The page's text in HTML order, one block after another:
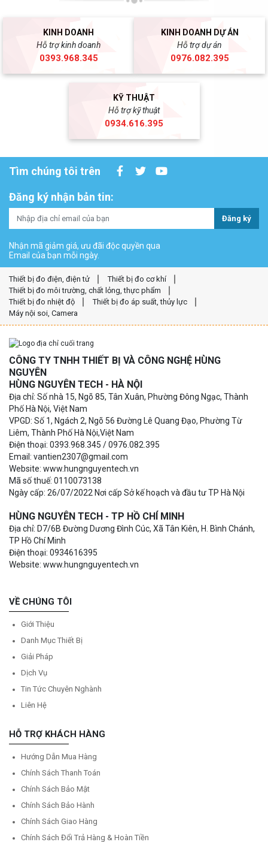
KINH DOANH
Hỗ trợ kinh doanh
0393.968.345
KINH DOANH DỰ ÁN
Hỗ trợ dự án
0976.082.395
KỸ THUẬT
Hỗ trợ kỹ thuật
0934.616.395
Tìm chúng tôi trên
Đăng ký nhận bản tin:
Đăng ký
Nhận mã giảm giá, ưu đãi độc quyền qua
Email của bạn mỗi ngày.
Thiết bị đo điện, điện tử
Thiết bị đo cơ khí
Thiết bị đo môi trường, chất lỏng, thực phẩm
Thiết bị đo nhiệt độ
Thiết bị đo áp suất, thủy lực
Máy nội soi, Camera
CÔNG TY TNHH THIẾT BỊ VÀ CÔNG NGHỆ HÙNG
NGUYÊN
HÙNG NGUYÊN TECH - HÀ NỘI
Địa chỉ: Số nhà 15, Ngõ 85, Tân Xuân, Phường Đông Ngạc, Thành
Phố Hà Nội, Việt Nam
VPGD: Số 1, Ngách 2, Ngõ 56 Đường Lê Quang Đạo, Phường Từ
Liêm, Thành Phố Hà Nội,Việt Nam
Điện thoại: 0393.968.345 / 0976.082.395
Email: vantien2307@gmail.com
Website: www.hungnguyentech.vn
Mã số thuế: 0110073138
Ngày cấp: 26/07/2022 Nơi cấp Sở kế hoạch và đầu tư TP Hà Nội
HÙNG NGUYÊN TECH - TP HỒ CHÍ MINH
Địa chỉ: D7/6B Đường Dương Đình Cúc, Xã Tân Kiên, H. Bình Chánh,
TP Hồ Chí Minh
Điện thoại: 0934616395
Website: www.hungnguyentech.vn
VỀ CHÚNG TÔI
Giới Thiệu
Danh Mục Thiết Bị
Giải Pháp
Dịch Vụ
Tin Tức Chuyên Nghành
Liên Hệ
HỖ TRỢ KHÁCH HÀNG
Hướng Dẫn Mua Hàng
Chính Sách Thanh Toán
Chính Sách Bảo Mật
Chính Sách Bảo Hành
Chính Sách Giao Hàng
Chính Sách Đổi Trả Hàng & Hoàn Tiền